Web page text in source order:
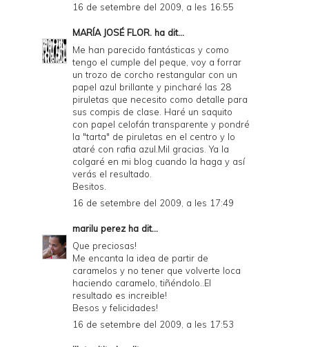
16 de setembre del 2009, a les 16:55
MARÍA JOSÉ FLOR. ha dit...
Me han parecido fantásticas y como
tengo el cumple del peque, voy a forrar
un trozo de corcho restangular con un
papel azul brillante y pincharé las 28
piruletas que necesito como detalle para
sus compis de clase. Haré un saquito
con papel celofán transparente y pondré
la "tarta" de piruletas en el centro y lo
ataré con rafia azul.Mil gracias. Ya la
colgaré en mi blog cuando la haga y así
verás el resultado.
Besitos.
16 de setembre del 2009, a les 17:49
marilu perezha dit...
Que preciosas!
Me encanta la idea de partir de
caramelos y no tener que volverte loca
haciendo caramelo, tiñéndolo..El
resultado es increible!
Besos y felicidades!
16 de setembre del 2009, a les 17:53